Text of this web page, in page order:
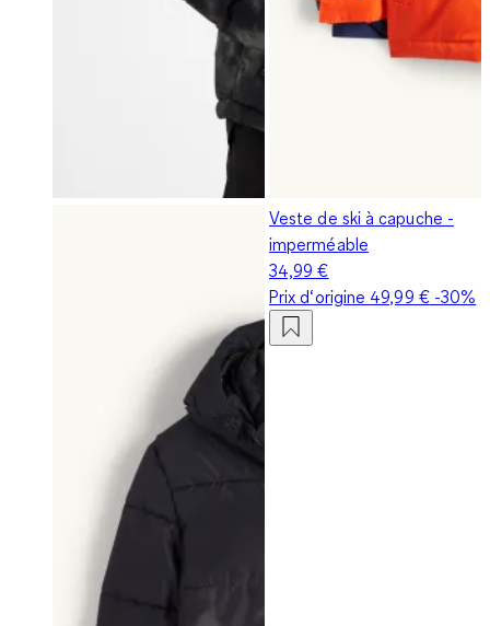
Veste de ski à capuche -
imperméable
34,99 €
Prix d‘origine 49,99 €-30%